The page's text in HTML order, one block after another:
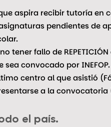
aspira recibir tutoría en
pendientes de
tener fallo de
convocado por INEFOP.
centro al que asistió
a la
el país.